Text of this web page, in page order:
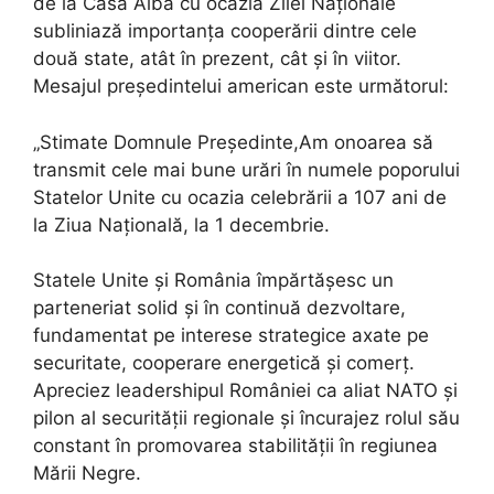
subliniază importanța cooperării dintre cele
două state, atât în prezent, cât și în viitor.
Mesajul președintelui american este următorul:
„Stimate Domnule Președinte,Am onoarea să
transmit cele mai bune urări în numele poporului
Statelor Unite cu ocazia celebrării a 107 ani de
la Ziua Națională, la 1 decembrie.
Statele Unite și România împărtășesc un
parteneriat solid și în continuă dezvoltare,
fundamentat pe interese strategice axate pe
securitate, cooperare energetică și comerț.
Apreciez leadershipul României ca aliat NATO și
pilon al securității regionale și încurajez rolul său
constant în promovarea stabilității în regiunea
Mării Negre.